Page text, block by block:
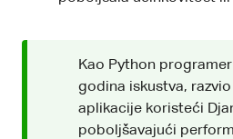
Kao Python
godina iskustva,
aplikacije koristeći
poboljšavajući